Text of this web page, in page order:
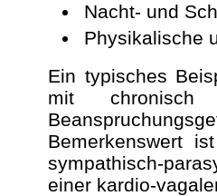
Nacht- und
Physikalische
Ein typisches
mit chronisch
Bemerkenswert
sympathisch-
einer kardio-